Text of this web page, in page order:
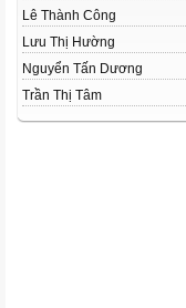
Lê Thành Công
Lưu Thị Hường
Nguyển Tấn Dương
Trần Thị Tâm